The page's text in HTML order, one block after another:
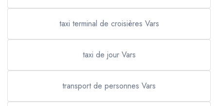
taxi terminal de croisières Vars
taxi de jour Vars
transport de personnes Vars